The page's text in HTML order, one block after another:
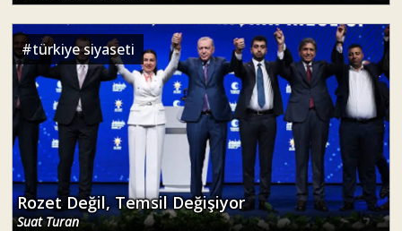
#türkiye siyaseti
Rozet Değil, Temsil Değişiyor
Suat Turan